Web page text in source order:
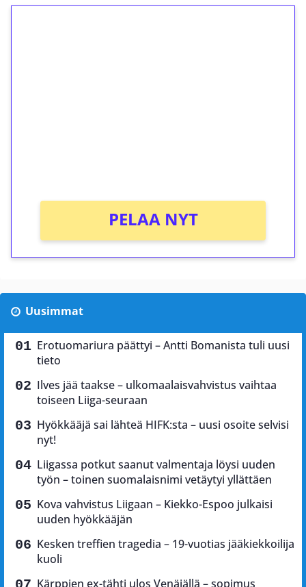
PELAA NYT
Uusimmat
Erotuomariura päättyi – Antti Bomanista tuli uusi
tieto
Ilves jää taakse – ulkomaalaisvahvistus vaihtaa
toiseen Liiga-seuraan
Hyökkääjä sai lähteä HIFK:sta – uusi osoite selvisi
nyt!
Liigassa potkut saanut valmentaja löysi uuden
työn – toinen suomalaisnimi vetäytyi yllättäen
Kova vahvistus Liigaan – Kiekko-Espoo julkaisi
uuden hyökkääjän
Kesken treffien tragedia – 19-vuotias jääkiekkoilija
kuoli
Kärppien ex-tähti ulos Venäjällä – sopimus